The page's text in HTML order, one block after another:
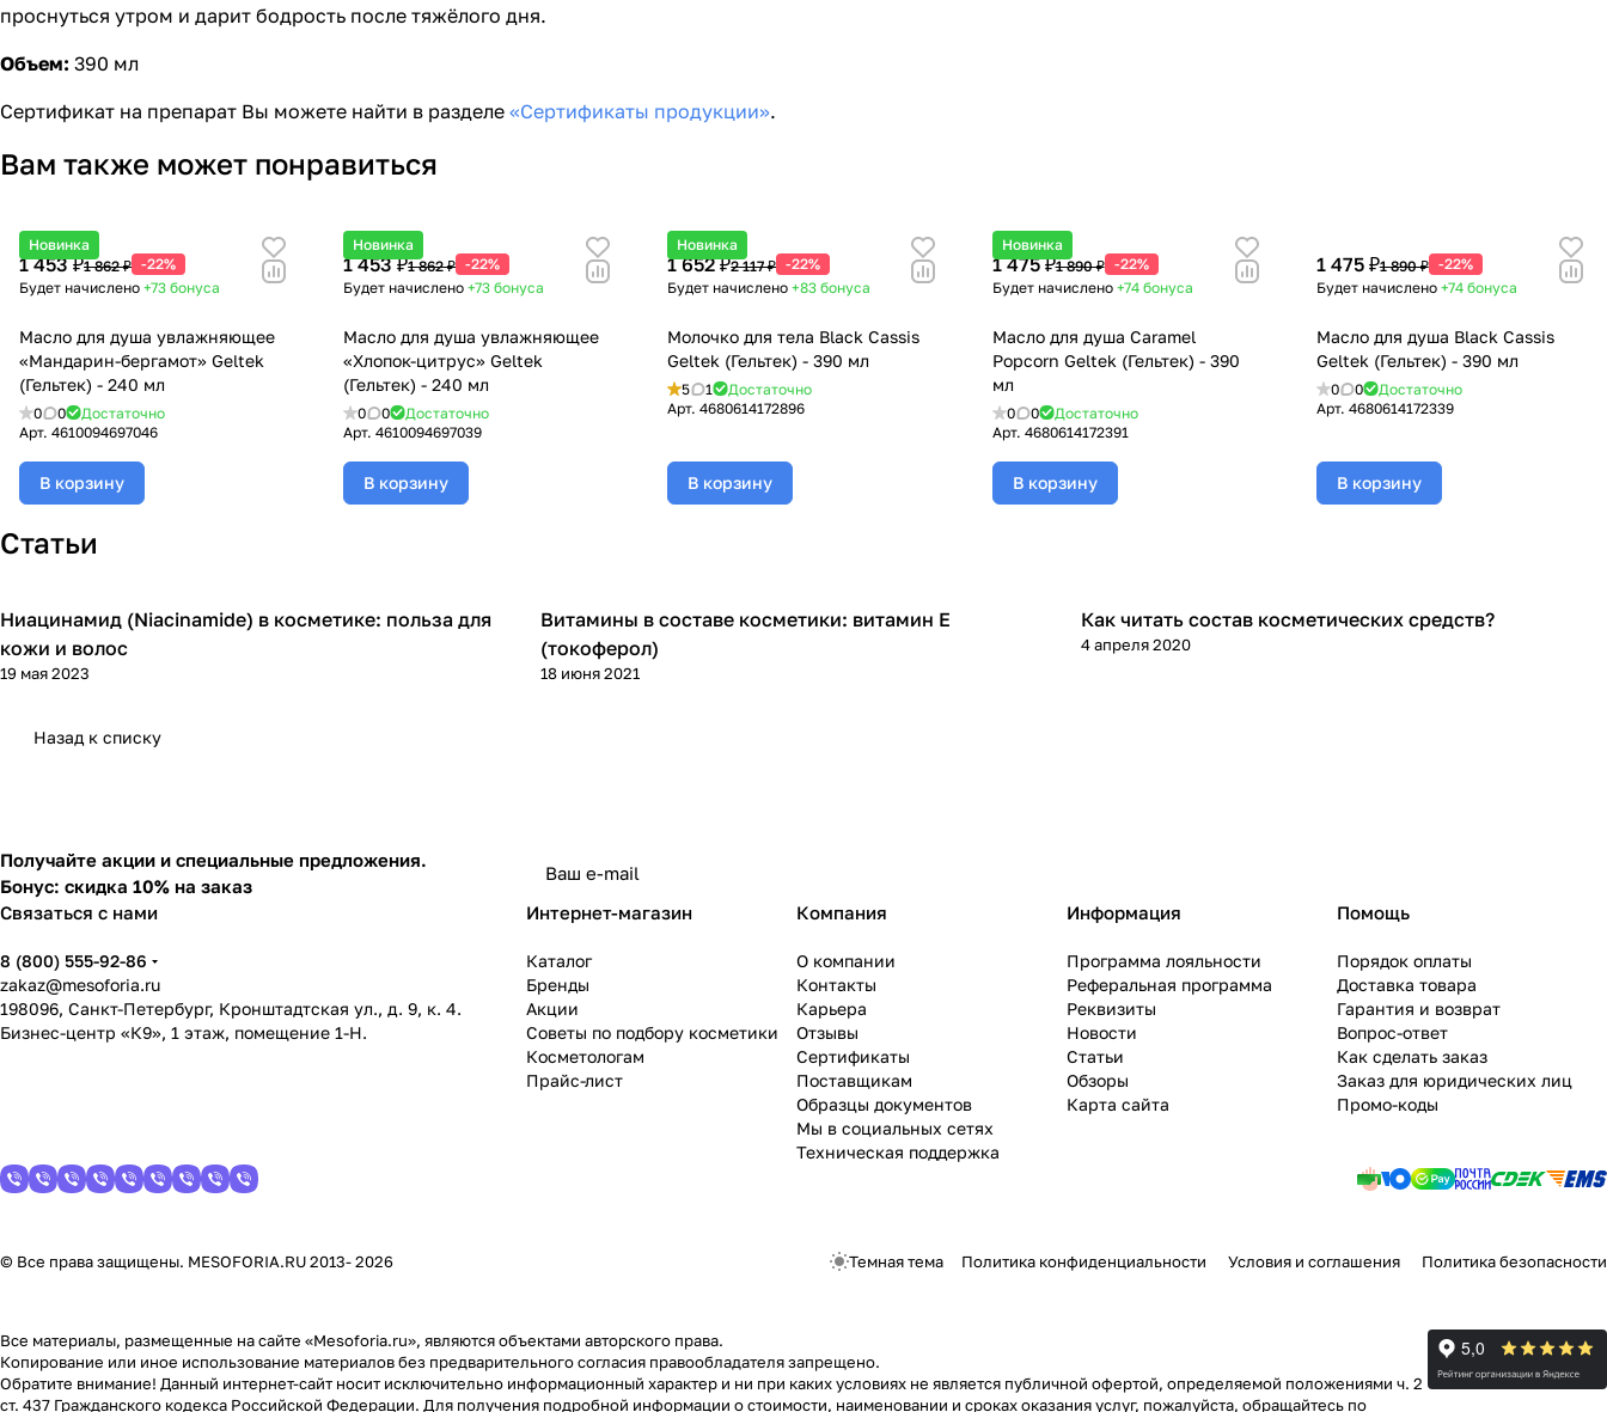
проснуться утром и дарит бодрость после тяжёлого дня.
Объем: 390 мл
Сертификат на препарат Вы можете найти в разделе «Сертификаты продукции».
Вам также может понравиться
Новинка
1 453 ₽1 862 ₽ -22%
Будет начислено +73 бонуса
Масло для душа увлажняющее
«Мандарин-бергамот» Geltek
(Гельтек) - 240 мл
0 0
Достаточно
Арт. 4610094697046
В корзину
Новинка
1 453 ₽1 862 ₽ -22%
Будет начислено +73 бонуса
Масло для душа увлажняющее
«Хлопок-цитрус» Geltek
(Гельтек) - 240 мл
0 0
Достаточно
Арт.4610094697039
В корзину
Новинка
1 652 ₽2 117 ₽ -22%
Будет начислено +83 бонуса
Молочко для тела Black Cassis
Geltek (Гельтек) - 390 мл
5 1
Достаточно
Арт.4680614172896
В корзину
Новинка
1 475 ₽1 890 ₽ -22%
Будет начислено +74 бонуса
Масло для душа Caramel
Popcorn Geltek (Гельтек) - 390
мл
0 0
Достаточно
Арт. 4680614172391
В корзину
1 475 ₽1 890 ₽ -22%
Будет начислено +74 бонуса
Масло для душа Black Cassis
Geltek (Гельтек) - 390 мл
0 0
Достаточно
Арт. 4680614172339
В корзину
Статьи
Уход за волосами
Ниацинамид (Niacinamide) в косметике: польза для
кожи и волос
19 мая 2023
Уход за лицом
Витамины в составе косметики: витамин Е
(токоферол)
18 июня 2021
Уход за лицом
Как читать состав косметических средств?
4 апреля 2020
Назад к списку
Получайте акции и специальные предложения.
Бонус: скидка 10% на заказ
Связаться с нами
8 (800) 555-92-86
zakaz@mesoforia.ru
198096, Санкт-Петербург, Кронштадтская ул., д. 9, к. 4.
Бизнес-центр «К9», 1 этаж, помещение 1-Н.
Интернет-магазин
Каталог
Бренды
Акции
Советы по подбору косметики
Косметологам
Прайс-лист
Компания
О компании
Контакты
Карьера
Отзывы
Сертификаты
Поставщикам
Образцы документов
Мы в социальных сетях
Техническая поддержка
Информация
Программа лояльности
Реферальная программа
Реквизиты
Новости
Статьи
Обзоры
Карта сайта
Помощь
Порядок оплаты
Доставка товара
Гарантия и возврат
Вопрос-ответ
Как сделать заказ
Заказ для юридических лиц
Промо-коды
© Все права защищены. MESOFORIA.RU 2013- 2026 Темная тема Политика конфиденциальности Условия и соглашения Политика безопасности
Все материалы, размещенные на сайте «Mesoforia.ru», являются объектами авторского права.
Копирование или иное использование материалов без предварительного согласия правообладателя запрещено.
Обратите внимание! Данный интернет-сайт носит исключительно информационный характер и ни при каких условиях не является публичной офертой, определяемой положениями ч. 2
ст. 437 Гражданского кодекса Российской Федерации. Для получения подробной информации о стоимости, наименовании и сроках оказания услуг, пожалуйста, обращайтесь по